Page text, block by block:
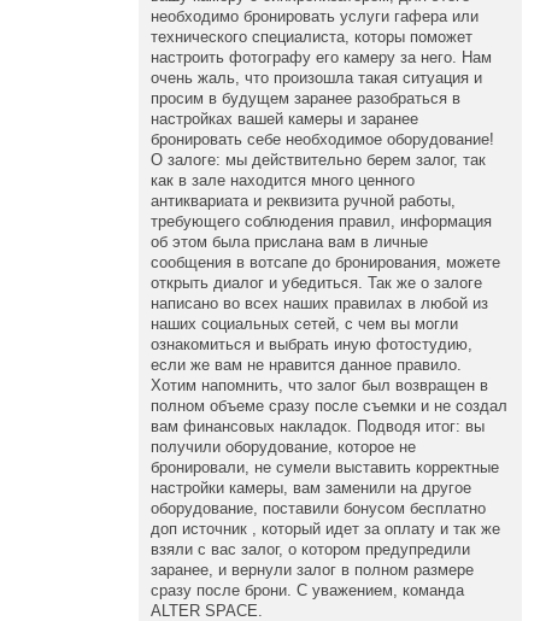
необходимо бронировать услуги гафера или
технического специалиста, которы поможет
настроить фотографу его камеру за него. Нам
очень жаль, что произошла такая ситуация и
просим в будущем заранее разобраться в
настройках вашей камеры и заранее
бронировать себе необходимое оборудование!
О залоге: мы действительно берем залог, так
как в зале находится много ценного
антиквариата и реквизита ручной работы,
требующего соблюдения правил, информация
об этом была прислана вам в личные
сообщения в вотсапе до бронирования, можете
открыть диалог и убедиться. Так же о залоге
написано во всех наших правилах в любой из
наших социальных сетей, с чем вы могли
ознакомиться и выбрать иную фотостудию,
если же вам не нравится данное правило.
Хотим напомнить, что залог был возвращен в
полном объеме сразу после съемки и не создал
вам финансовых накладок. Подводя итог: вы
получили оборудование, которое не
бронировали, не сумели выставить корректные
настройки камеры, вам заменили на другое
оборудование, поставили бонусом бесплатно
доп источник , который идет за оплату и так же
взяли с вас залог, о котором предупредили
заранее, и вернули залог в полном размере
сразу после брони. С уважением, команда
ALTER SPACE.